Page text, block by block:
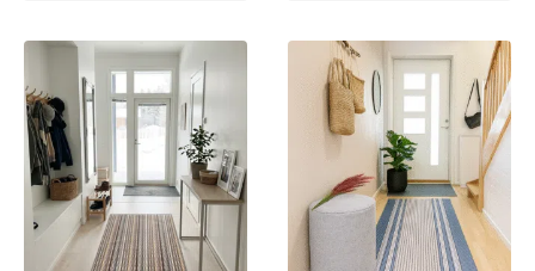
vaihtoehtoja,
voidaan
valita
tuotteen
sivulla
vaihtoehtoja,
voidaan
valita
tuotteen
sivulla